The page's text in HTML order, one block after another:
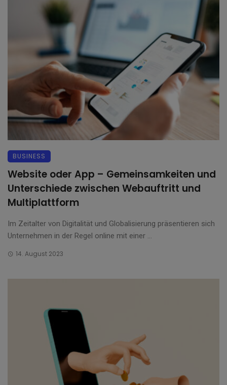
BUSINESS
Website oder App – Gemeinsamkeiten und
Unterschiede zwischen Webauftritt und
Multiplattform
Im Zeitalter von Digitalität und Globalisierung präsentieren sich
Unternehmen in der Regel online mit einer ...
14. August 2023